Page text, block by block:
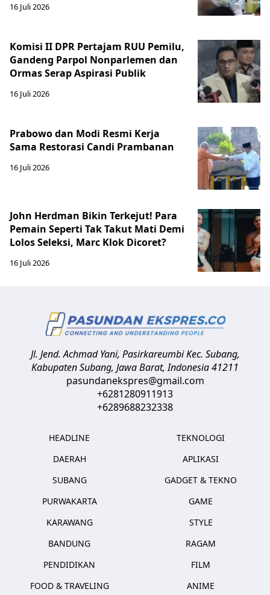
16 Juli 2026
Komisi II DPR Pertajam RUU Pemilu,
Gandeng Parpol Nonparlemen dan
Ormas Serap Aspirasi Publik
16 Juli 2026
Prabowo dan Modi Resmi Kerja
Sama Restorasi Candi Prambanan
16 Juli 2026
John Herdman Bikin Terkejut! Para
Pemain Seperti Tak Takut Mati Demi
Lolos Seleksi, Marc Klok Dicoret?
16 Juli 2026
Jl. Jend. Achmad Yani, Pasirkareumbi Kec. Subang,
Kabupaten Subang, Jawa Barat,Indonesia41211
pasundanekspres@gmail.com
+6281280911913
+6289688232338
HEADLINE
DAERAH
SUBANG
PURWAKARTA
KARAWANG
BANDUNG
PENDIDIKAN
FOOD & TRAVELING
TEKNOLOGI
APLIKASI
GADGET & TEKNO
GAME
STYLE
RAGAM
FILM
ANIME